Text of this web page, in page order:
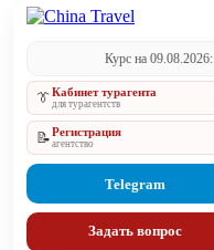
Курс на 09.08.2026:
👔Кабинет турагента
для турагентств
📝Регистрация
агентство
Telegram
Задать вопрос